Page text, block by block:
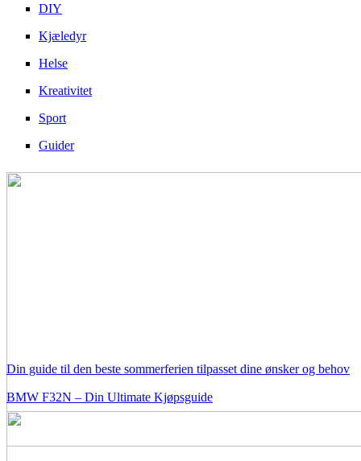
DIY
Kjæledyr
Helse
Kreativitet
Sport
Guider
Din guide til den beste sommerferien tilpasset dine ønsker og behov
BMW F32N – Din Ultimate Kjøpsguide